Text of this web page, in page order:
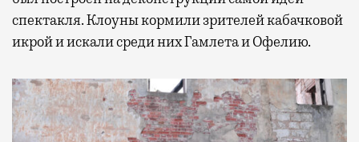
спектакля. Клоуны кормили зрителей кабачковой
икрой и искали среди них Гамлета и Офелию.